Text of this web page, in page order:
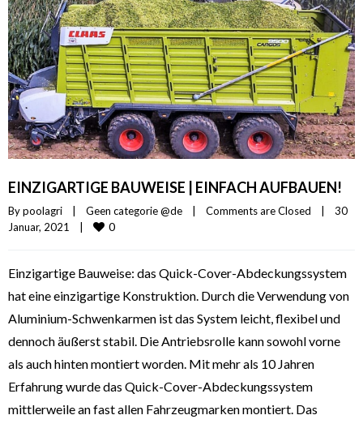
EINZIGARTIGE BAUWEISE | EINFACH AUFBAUEN!
By poolagri Geen categorie @de Comments are Closed
30
Januar, 2021
0
Einzigartige Bauweise: das Quick-Cover-Abdeckungssystem
hat eine einzigartige Konstruktion. Durch die Verwendung von
Aluminium-Schwenkarmen ist das System leicht, flexibel und
dennoch äußerst stabil. Die Antriebsrolle kann sowohl vorne
als auch hinten montiert worden. Mit mehr als 10 Jahren
Erfahrung wurde das Quick-Cover-Abdeckungssystem
mittlerweile an fast allen Fahrzeugmarken montiert. Das